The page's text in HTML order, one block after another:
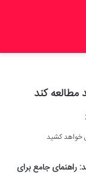
کند
راهنمای جامع برای